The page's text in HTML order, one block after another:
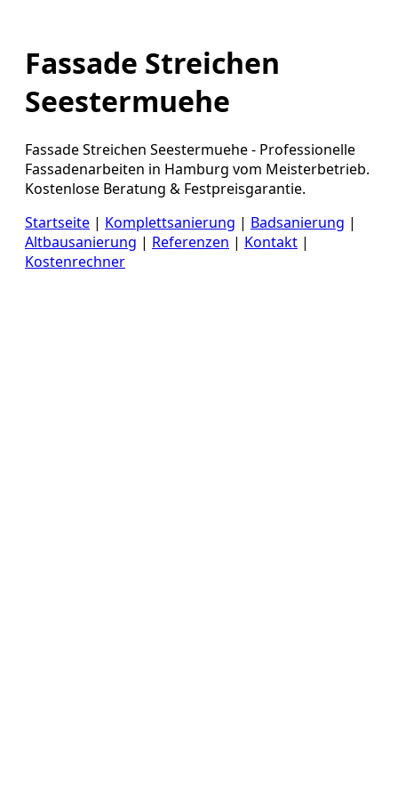
Fassade Streichen
Seestermuehe
Fassade Streichen Seestermuehe - Professionelle
Fassadenarbeiten in Hamburg vom Meisterbetrieb.
Kostenlose Beratung & Festpreisgarantie.
Startseite | Komplettsanierung | Badsanierung |
Altbausanierung | Referenzen | Kontakt |
Kostenrechner